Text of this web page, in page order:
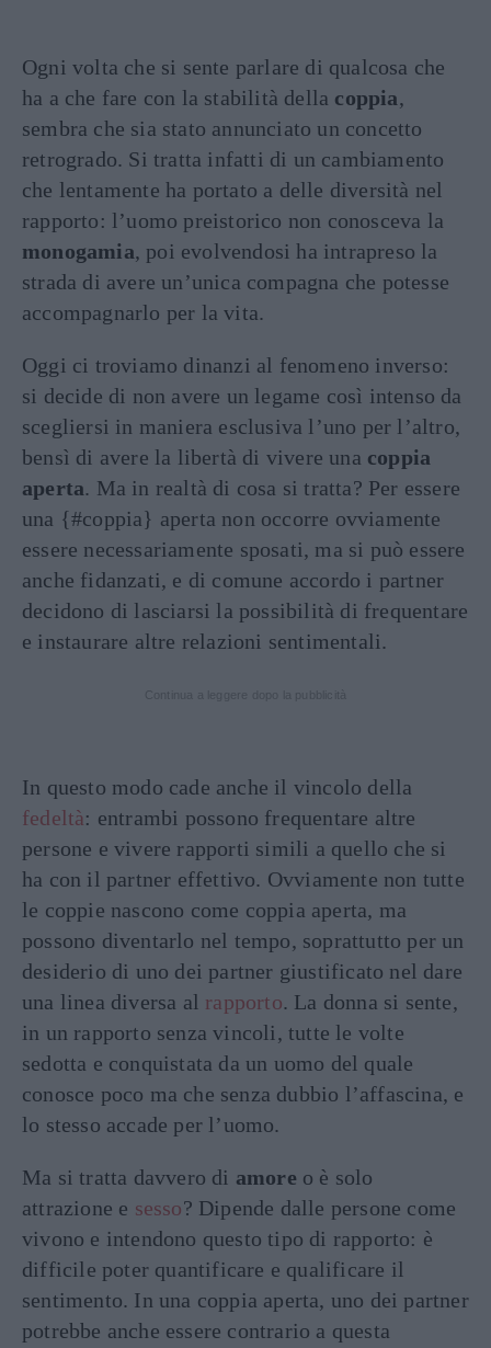
Ogni volta che si sente parlare di qualcosa che
ha a che fare con la stabilità della coppia,
sembra che sia stato annunciato un concetto
retrogrado. Si tratta infatti di un cambiamento
che lentamente ha portato a delle diversità nel
rapporto: l’uomo preistorico non conosceva la
monogamia, poi evolvendosi ha intrapreso la
strada di avere un’unica compagna che potesse
accompagnarlo per la vita.
Oggi ci troviamo dinanzi al fenomeno inverso:
si decide di non avere un legame così intenso da
scegliersi in maniera esclusiva l’uno per l’altro,
bensì di avere la libertà di vivere una coppia
aperta. Ma in realtà di cosa si tratta? Per essere
una {#coppia} aperta non occorre ovviamente
essere necessariamente sposati, ma si può essere
anche fidanzati, e di comune accordo i partner
decidono di lasciarsi la possibilità di frequentare
e instaurare altre relazioni sentimentali.
In questo modo cade anche il vincolo della
fedeltà: entrambi possono frequentare altre
persone e vivere rapporti simili a quello che si
ha con il partner effettivo. Ovviamente non tutte
le coppie nascono come coppia aperta, ma
possono diventarlo nel tempo, soprattutto per un
desiderio di uno dei partner giustificato nel dare
una linea diversa al rapporto. La donna si sente,
in un rapporto senza vincoli, tutte le volte
sedotta e conquistata da un uomo del quale
conosce poco ma che senza dubbio l’affascina, e
lo stesso accade per l’uomo.
Ma si tratta davvero di amore o è solo
attrazione e sesso? Dipende dalle persone come
vivono e intendono questo tipo di rapporto: è
difficile poter quantificare e qualificare il
sentimento. In una coppia aperta, uno dei partner
potrebbe anche essere contrario a questa